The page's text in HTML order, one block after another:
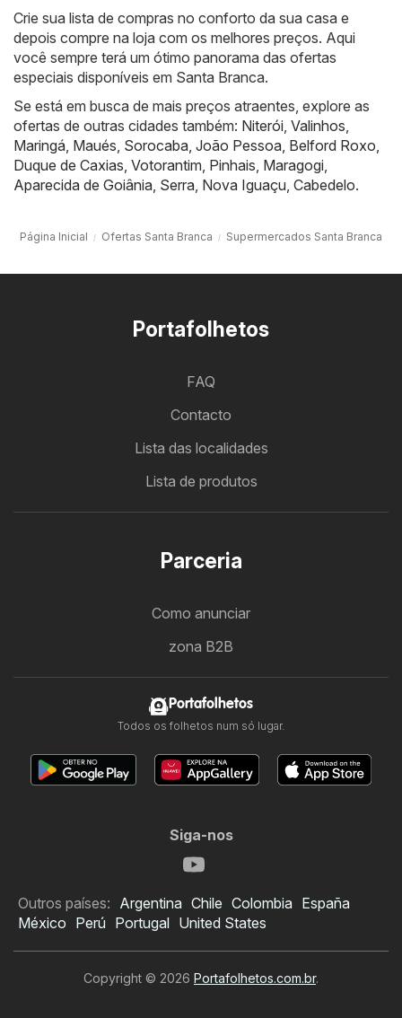
Crie sua lista de compras no conforto da sua casa e
depois compre na loja com os melhores preços. Aqui
você sempre terá um ótimo panorama das ofertas
especiais disponíveis em Santa Branca.
Se está em busca de mais preços atraentes, explore as
ofertas de outras cidades também: Niterói, Valinhos,
Maringá, Maués, Sorocaba, João Pessoa, Belford Roxo,
Duque de Caxias, Votorantim, Pinhais, Maragogi,
Aparecida de Goiânia, Serra, Nova Iguaçu, Cabedelo.
Página Inicial Ofertas Santa Branca Supermercados Santa Branca
Portafolhetos
FAQ
Contacto
Lista das localidades
Lista de produtos
Parceria
Como anunciar
zona B2B
Portafolhetos
Todos os folhetos num só lugar.
Siga-nos
Outros países: Argentina Chile Colombia España
México Perú Portugal United States
Copyright © 2026 Portafolhetos.com.br.